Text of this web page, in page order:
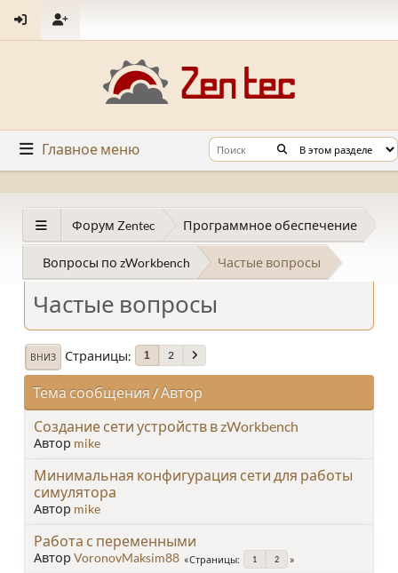
Главное меню
Форум Zentec Программное обеспечение
Вопросы по zWorkbench Частые вопросы
Частые вопросы
ВНИЗ Страницы 1 2
Тема сообщения / Автор
Создание сети устройств в zWorkbench
Автор mike
Минимальная конфигурация сети для работы
симулятора
Автор mike
Работа с переменными
Автор VoronovMaksim88 Страницы 1 2